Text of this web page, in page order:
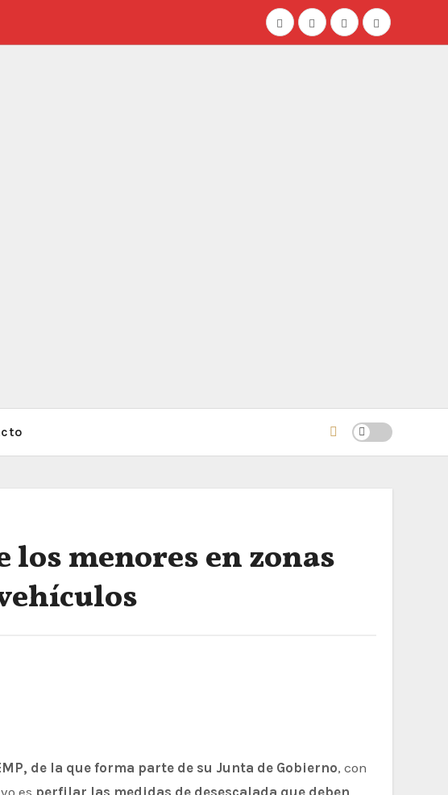
menores en zonas
de la que forma parte de su Junta de Gobierno, con
es perfilar las medidas de desescalada que deben